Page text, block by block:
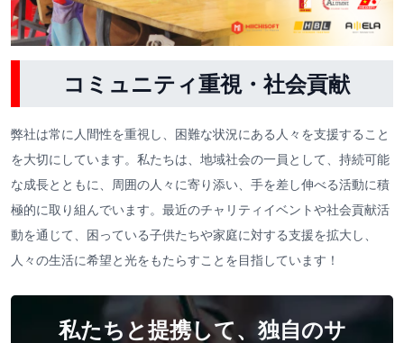
コミュニティ重視・社会貢献
弊社は常に人間性を重視し、困難な状況にある人々を支援すること
を大切にしています。私たちは、地域社会の一員として、持続可能
な成長とともに、周囲の人々に寄り添い、手を差し伸べる活動に積
極的に取り組んでいます。最近のチャリティイベントや社会貢献活
動を通じて、困っている子供たちや家庭に対する支援を拡大し、
人々の生活に希望と光をもたらすことを目指しています！
私たちと提携して、独自のサ